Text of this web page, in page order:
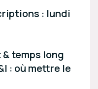
: lundi
temps long
: où mettre le